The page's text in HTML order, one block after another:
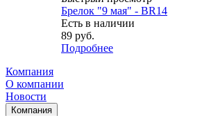
Брелок "9 мая" - BR14
Есть в наличии
89 руб.
Подробнее
Компания
О компании
Новости
Компания